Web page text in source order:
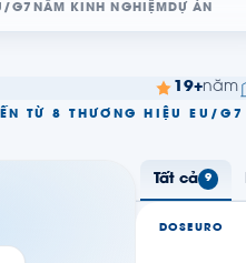
G7 NĂM KINH NGHIỆM DỰ ÁN
19+năm
TỪ 8 THƯƠNG HIỆU EU/G7
Tất cả 9
DOSEURO